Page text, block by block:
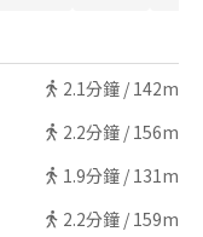
2.1分鐘 / 142m
2.2分鐘 / 156m
1.9分鐘 / 131m
2.2分鐘 / 159m